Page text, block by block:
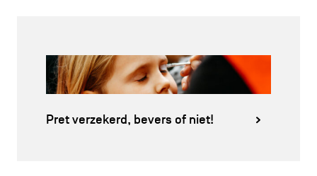
Pret verzekerd, bevers of niet!